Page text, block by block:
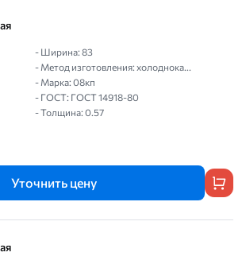
- Ширина: 83
- Метод изготовления: холоднока...
- Марка: 08кп
- ГОСТ: ГОСТ 14918-80
- Толщина: 0.57
Уточнить цену